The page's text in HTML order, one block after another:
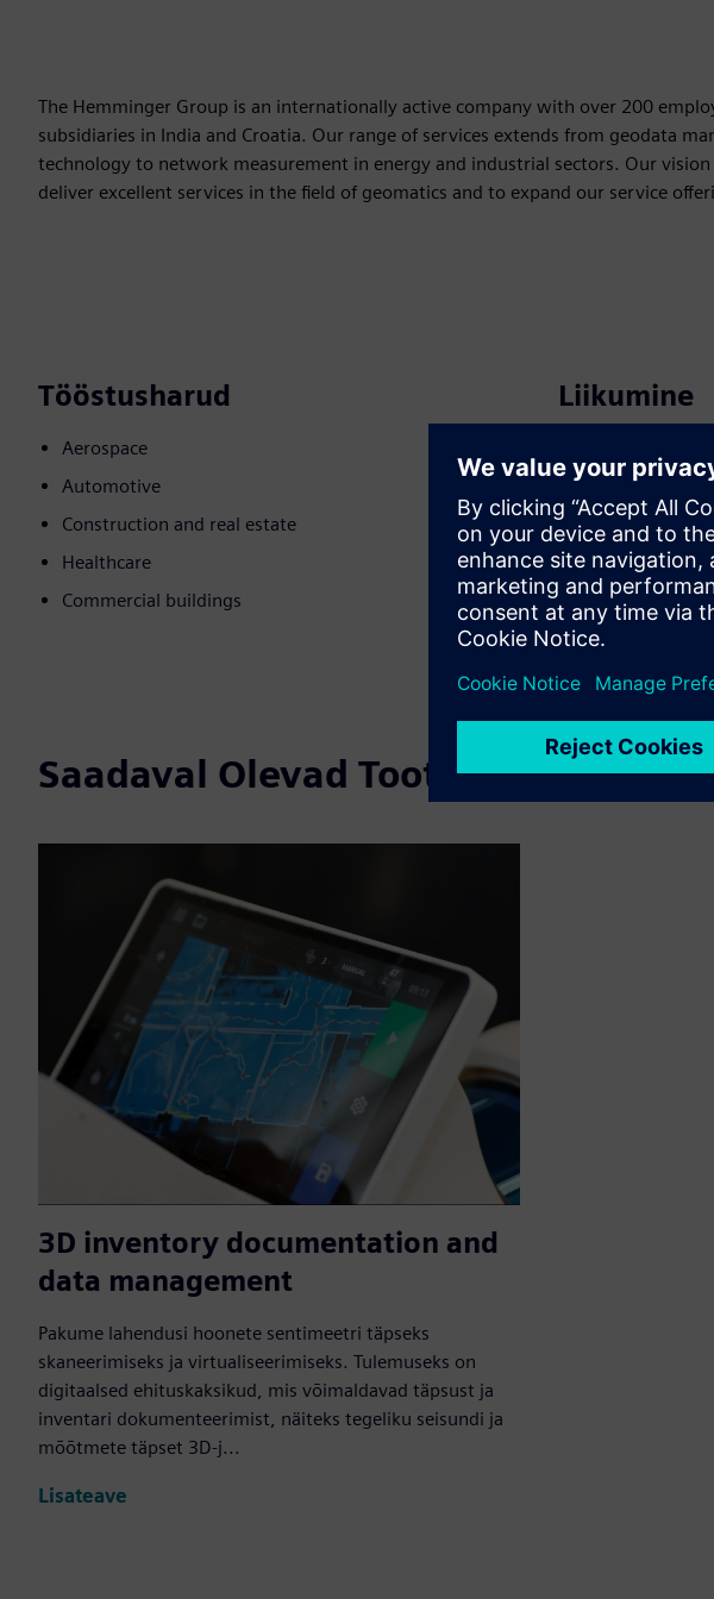
The Hemminger Group is an internationally active company with over 200
subsidiaries in India and Croatia. Our range of services extends from geodata
technology to network measurement in energy and industrial sectors. Our
deliver excellent services in the field of geomatics and to expand our service
Tööstusharud
Aerospace
Automotive
Construction and real estate
Healthcare
Commercial buildings
Liikumine
Pakub teenust
aitab kliendil
hooldada
Saadaval Olevad Tooted
3D inventory documentation and
data management
Pakume lahendusi hoonete sentimeetri täpseks
skaneerimiseks ja virtualiseerimiseks. Tulemuseks on
digitaalsed ehituskaksikud, mis võimaldavad täpsust ja
inventari dokumenteerimist, näiteks tegeliku seisundi ja
mõõtmete täpset 3D-j...
Lisateave